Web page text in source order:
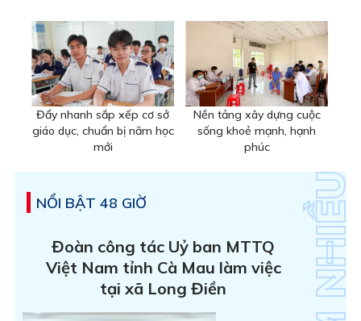
Đẩy nhanh sắp xếp cơ sở
giáo dục, chuẩn bị năm học
mới
Nền tảng xây dựng cuộc
sống khoẻ mạnh, hạnh
phúc
NỔI BẬT 48 GIỜ
Đoàn công tác Uỷ ban MTTQ
Việt Nam tỉnh Cà Mau làm việc
tại xã Long Điền